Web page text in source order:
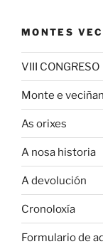
MONTES
VIII CONGRESO
Monte e
As orixes
A nosa historia
A devolución
Cronoloxía
Formulario de